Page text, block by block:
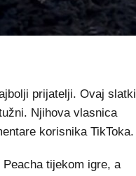
prijatelji. Ovaj slatki
Njihova vlasnica
korisnika TikToka.
tijekom igre, a